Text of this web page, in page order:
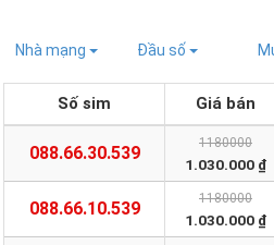
Nhà mạng Đầu số
Số sim Giá bán
088.66.30.539 1180000
1.030.000 ₫
088.66.10.539 1180000
1.030.000 ₫